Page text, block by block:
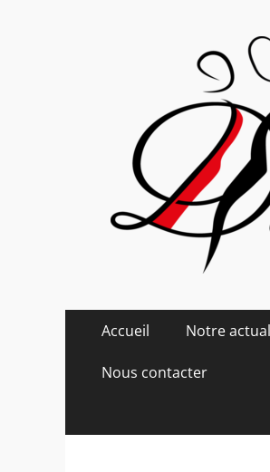
Danse
Menu
contenu
Accueil Notre
Nous contacter